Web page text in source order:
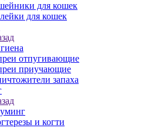
для кошек
для кошек
отпугивающие
приучающие
запаха
и когти